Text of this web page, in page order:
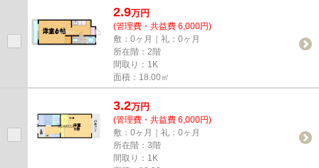
2.9万円
(管理費・共益費 6,000円)
敷：0ヶ月｜礼：0ヶ月
所在階：2階
間取り：1K
面積：18.00㎡
3.2万円
(管理費・共益費 6,000円)
敷：0ヶ月｜礼：0ヶ月
所在階：3階
間取り：1K